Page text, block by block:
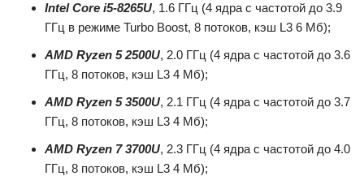
Intel Core i5-8265U, 1.6 ГГц (4 ядра с частотой до 3.9
ГГц в режиме Turbo Boost, 8 потоков, кэш L3 6 Мб);
AMD Ryzen 5 2500U, 2.0 ГГц (4 ядра с частотой до 3.6
ГГц, 8 потоков, кэш L3 4 Мб);
AMD Ryzen 5 3500U, 2.1 ГГц (4 ядра с частотой до 3.7
ГГц, 8 потоков, кэш L3 4 Мб);
AMD Ryzen 7 3700U, 2.3 ГГц (4 ядра с частотой до 4.0
ГГц, 8 потоков, кэш L3 4 Мб);